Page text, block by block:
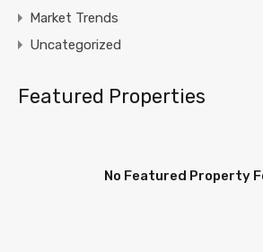
Market Trends
Uncategorized
Featured Properties
No Featured Property